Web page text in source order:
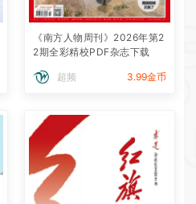
《南方人物周刊》2026年第2
2期全彩精校PDF杂志下载
超频 3.99金币